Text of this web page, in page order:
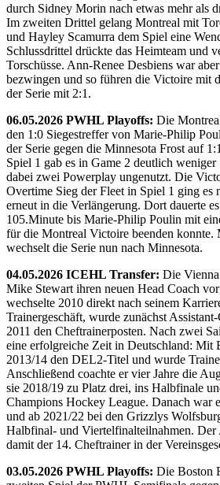
durch Sidney Morin nach etwas mehr als
Im zweiten Drittel gelang Montreal mit
und Hayley Scamurra dem Spiel eine
Schlussdrittel drückte das Heimteam und
Torschüsse. Ann-Renee Desbiens war
bezwingen und so führen die Victoire mit
der Serie mit 2:1.
06.05.2026 PWHL Playoffs: Die
den 1:0 Siegestreffer von Marie-Philip
der Serie gegen die Minnesota Frost auf
Spiel 1 gab es in Game 2 deutlich
dabei zwei Powerplay ungenutzt. Die
Overtime Sieg der Fleet in Spiel 1 ging es
erneut in die Verlängerung. Dort dauerte
105.Minute bis Marie-Philip Poulin mit
für die Montreal Victoire beenden konnte.
wechselt die Serie nun nach Minnesota.
04.05.2026 ICEHL Transfer: Die
Mike Stewart ihren neuen Head Coach
wechselte 2010 direkt nach seinem
Trainergeschäft, wurde zunächst
2011 den Cheftrainerposten. Nach zwei
eine erfolgreiche Zeit in Deutschland: Mit
2013/14 den DEL2-Titel und wurde
Anschließend coachte er vier Jahre die
sie 2018/19 zu Platz drei, ins Halbfinale
Champions Hockey League. Danach war
und ab 2021/22 bei den Grizzlys
Halbfinal- und Viertelfinalteilnahmen. Der
damit der 14. Cheftrainer in der
03.05.2026 PWHL Playoffs: Die Boston